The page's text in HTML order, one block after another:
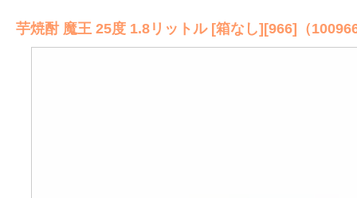
芋焼酎 魔王 25度 1.8リットル [箱なし][966]（